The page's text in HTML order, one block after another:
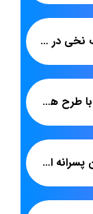
خرید روبالشی ارزان و مرغوب نخی در تهران
خرید تشک عروسکی کودک با طرح های متنوع
کارخانه تولید روتختی نوجوان پسرانه ارزان در بازار